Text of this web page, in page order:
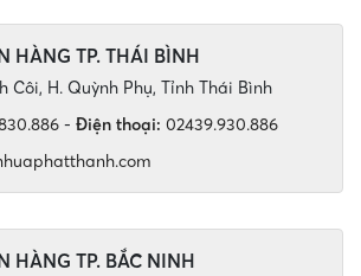
HÀNG TP. THÁI BÌNH
Côi, H. Quỳnh Phụ, Tỉnh Thái Bình
- Điện thoại: 02439.930.886
HÀNG TP. BẮC NINH